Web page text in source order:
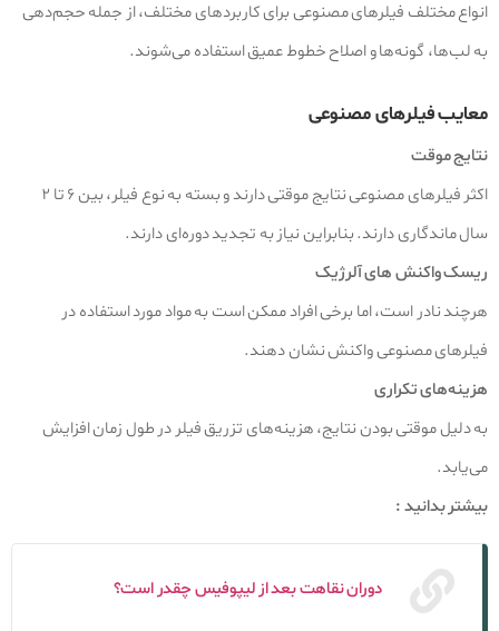
انواع مختلف فیلرهای مصنوعی برای کاربردهای مختلف، از جمله حجم‌دهی
به لب‌ها، گونه‌ها و اصلاح خطوط عمیق استفاده می‌شوند.
معایب فیلرهای مصنوعی
نتایج موقت
اکثر فیلرهای مصنوعی نتایج موقتی دارند و بسته به نوع فیلر، بین ۶ تا ۲
سال ماندگاری دارند. بنابراین نیاز به تجدید دوره‌ای دارند.
ریسک واکنش‌ های آلرژیک
هرچند نادر است، اما برخی افراد ممکن است به مواد مورد استفاده در
فیلرهای مصنوعی واکنش نشان دهند.
هزینه‌های تکراری
به دلیل موقتی بودن نتایج، هزینه‌های تزریق فیلر در طول زمان افزایش
می‌یابد.
بیشتر بدانید :
دوران نقاهت بعد از لیپوفیس چقدر است؟